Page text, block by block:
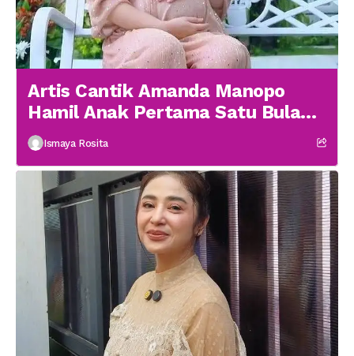
Artis Cantik Amanda Manopo
Hamil Anak Pertama Satu Bulan
menikah
Ismaya Rosita